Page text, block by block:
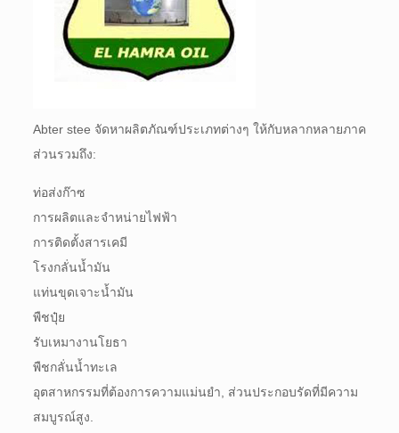
Abter stee จัดหาผลิตภัณฑ์ประเภทต่างๆ ให้กับหลากหลายภาค
ส่วนรวมถึง:
ท่อส่งก๊าซ
การผลิตและจำหน่ายไฟฟ้า
การติดตั้งสารเคมี
โรงกลั่นน้ำมัน
แท่นขุดเจาะน้ำมัน
พืชปุ๋ย
รับเหมางานโยธา
พืชกลั่นน้ำทะเล
อุตสาหกรรมที่ต้องการความแม่นยำ, ส่วนประกอบรัดที่มีความ
สมบูรณ์สูง.